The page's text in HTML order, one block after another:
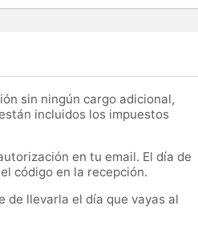
sin ningún cargo adicional,
incluidos los impuestos
en tu email. El día de
código en la recepción.
de llevarla el día que vayas al